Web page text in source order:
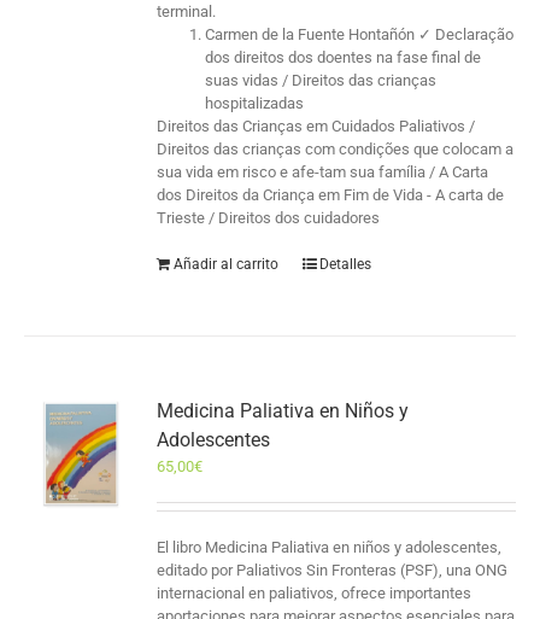
terminal.
Carmen de la Fuente Hontañón ✓ Declaração
dos direitos dos doentes na fase final de
suas vidas / Direitos das crianças
hospitalizadas
Direitos das Crianças em Cuidados Paliativos /
Direitos das crianças com condições que colocam a
sua vida em risco e afe-tam sua família / A Carta
dos Direitos da Criança em Fim de Vida - A carta de
Trieste / Direitos dos cuidadores
Añadir al carrito Detalles
Medicina Paliativa en Niños y
Adolescentes
65,00€
El libro Medicina Paliativa en niños y adolescentes,
editado por Paliativos Sin Fronteras (PSF), una ONG
internacional en paliativos, ofrece importantes